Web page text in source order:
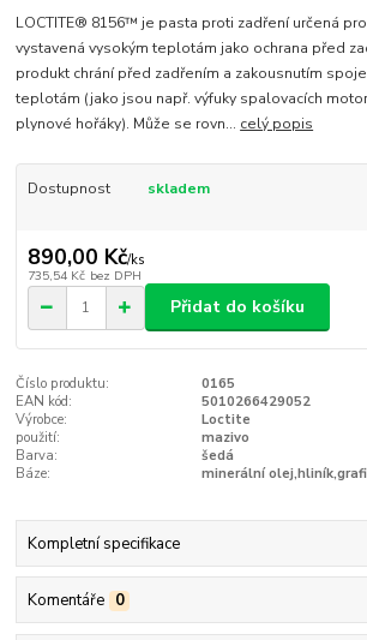
LOCTITE® 8156™ je pasta proti zadření určená
vystavená vysokým teplotám jako ochrana před
produkt chrání před zadřením a zakousnutím
teplotám (jako jsou např. výfuky spalovacích
plynové hořáky). Může se rovn... celý popis
Dostupnost skladem
890,00 Kč/ks
735,54 Kč bez DPH
Přidat do košíku
Číslo produktu:
0165
EAN kód:
5010266429052
Výrobce:
Loctite
použití:
mazivo
Barva:
šedá
Báze:
minerální
Kompletní specifikace
Komentáře 0